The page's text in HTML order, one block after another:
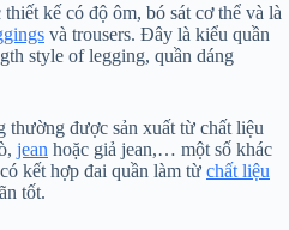
kế có độ ôm, bó sát cơ thể và là
và trousers. Đây là kiểu quần
style of legging, quần dáng
thường được sản xuất từ chất liệu
jean hoặc giả jean,… một số khác
có kết hợp đai quần làm từ chất liệu
tốt.